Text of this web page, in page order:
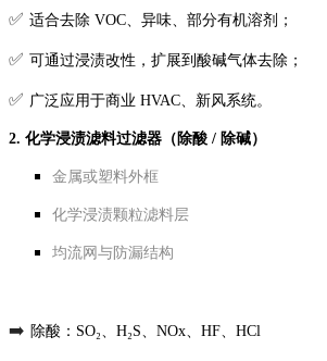
✅ 适合去除 VOC、异味、部分有机溶剂；
✅ 可通过浸渍改性，扩展到酸碱气体去除；
✅ 广泛应用于商业 HVAC、新风系统。
2. 化学浸渍滤料过滤器（除酸 / 除碱）
金属或塑料外框
化学浸渍颗粒滤料层
均流网与防漏结构
➡️ 除酸：SO₂、H₂S、NOx、HF、HCl